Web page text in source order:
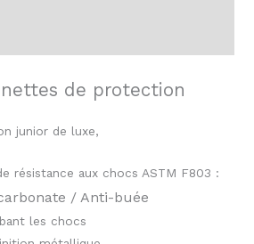
de protection
junior de luxe,
résistance aux chocs ASTM F803 :
/ Anti-buée
les chocs